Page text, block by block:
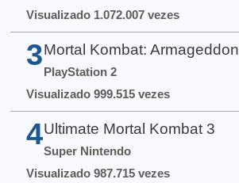
Visualizado 1.072.007 vezes
3 Mortal Kombat: Armageddon
PlayStation 2
Visualizado 999.515 vezes
4 Ultimate Mortal Kombat 3
Super Nintendo
Visualizado 987.715 vezes